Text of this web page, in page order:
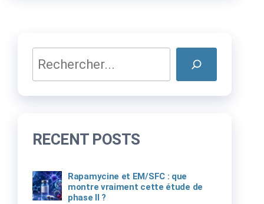
Rechercher
RECENT POSTS
Rapamycine et EM/SFC : que
montre vraiment cette étude de
phase II ?